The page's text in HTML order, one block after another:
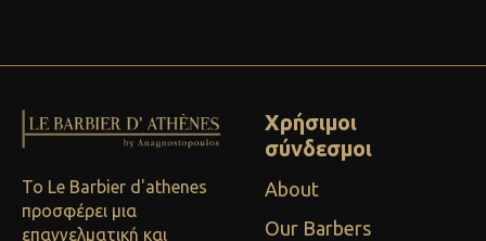
Το Le Barbier d'athenes
προσφέρει μια
επαγγελματική και
Χρήσιμοι
σύνδεσμοι
About
Our Barbers